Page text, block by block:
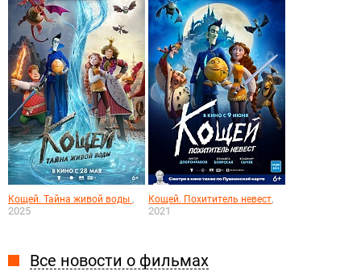
Кощей. Тайна живой воды ,
2025
Кощей. Похититель невест,
2021
Все новости о фильмах